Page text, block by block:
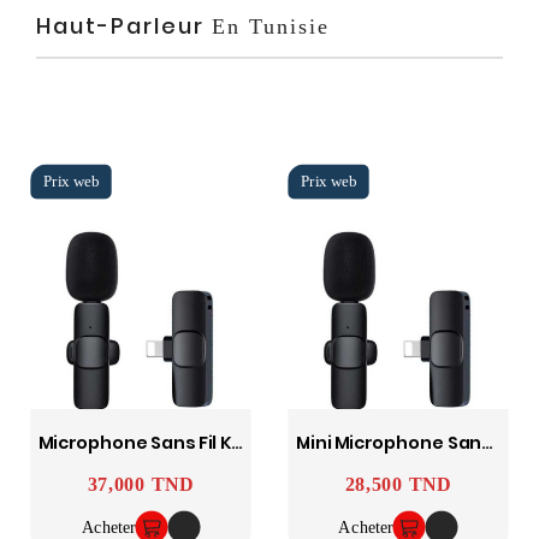
Haut-Parleur En Tunisie
Microphone Sans Fil K9 Pour IPhone - Noir
Prix
37,000 TND
Acheter
Mini Microphone Sans Fil K11 Noir
Prix
28,500 TND
Acheter